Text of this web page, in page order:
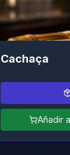
Cachaça
Añadir